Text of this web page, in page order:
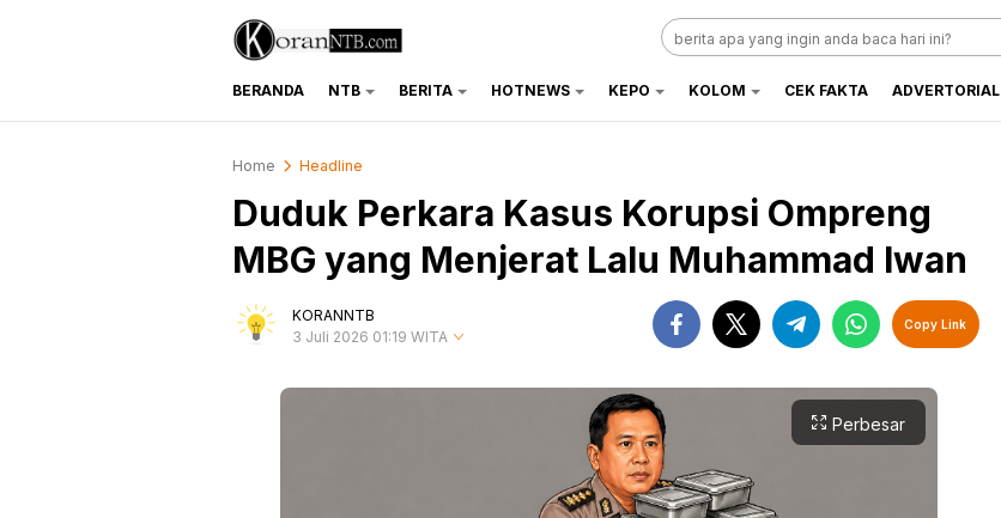
koranntb.com
BERANDA NTB BERITA HOTNEWS KEPO KOLOM CEK FAKTA ADVERTORIAL
Home Headline
Duduk Perkara Kasus Korupsi Ompreng
MBG yang Menjerat Lalu Muhammad Iwan
KORANNTB
3 Juli 2026 01:19 WITA
Copy Link
Perbesar